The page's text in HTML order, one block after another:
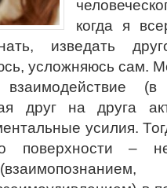
когда я
изведать
усложняюсь сам.
друг на друга
усилия.
поверхности –